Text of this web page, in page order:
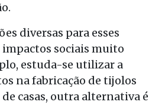
diversas para esses
sociais muito
estuda-se utilizar a
na fabricação de tijolos
casas, outra alternativa é